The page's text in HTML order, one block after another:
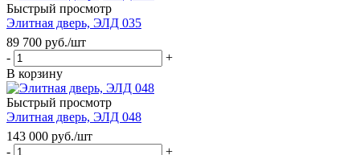
Быстрый просмотр
Элитная дверь, ЭЛД 035
89 700 руб./шт
-
+
В корзину
Быстрый просмотр
Элитная дверь, ЭЛД 048
143 000 руб./шт
-
+